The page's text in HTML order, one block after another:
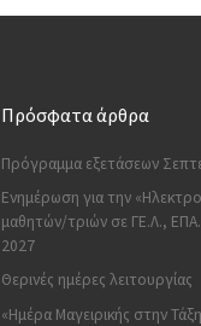
Πρόσφατα άρθρα
Πρόγραμμα εξετάσεων
Ενημέρωση για την
μαθητών/τριών σε ΓΕ.Λ.,
2027
Θερινές ημέρες λειτουργίας
«Ημέρα Μαγειρικής στην